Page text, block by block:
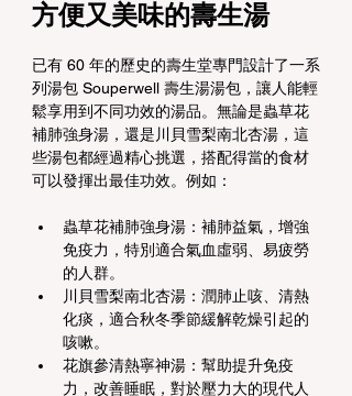
方便又美味的壽生湯
已有 60 年的歷史的壽生堂專門設計了一系
列湯包 Souperwell 壽生湯湯包，讓人能輕
鬆享用到不同功效的湯品。無論是蟲草花
補肺強身湯，還是川貝雪梨南北杏湯，這
些湯包都經過精心挑選，搭配得當的食材
可以發揮出最佳功效。例如：
蟲草花補肺強身湯：補肺益氣，增強
免疫力，特別適合氣血虛弱、易疲勞
的人群。
川貝雪梨南北杏湯：潤肺止咳、清熱
化痰，適合秋冬季節緩解乾燥引起的
咳嗽。
花旗參清熱寧神湯：幫助提升免疫
力，改善睡眠，對於壓力大的現代人